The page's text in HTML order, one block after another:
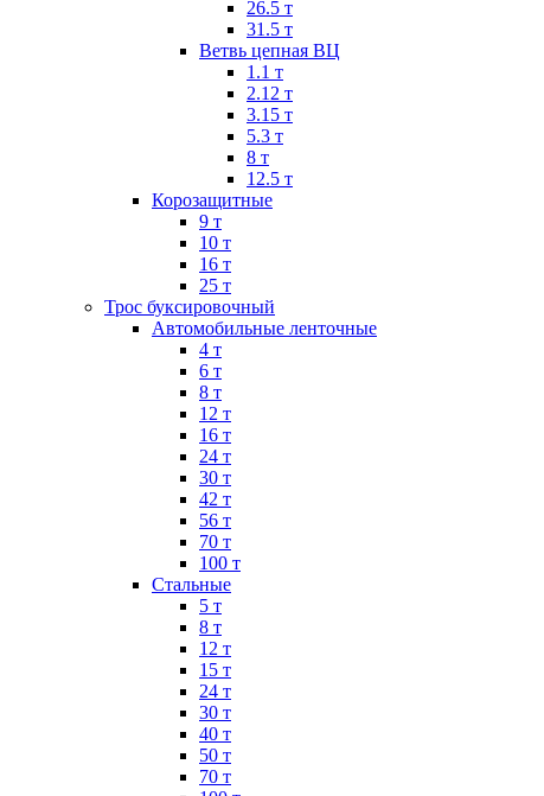
26.5 т
31.5 т
Ветвь цепная ВЦ
1.1 т
2.12 т
3.15 т
5.3 т
8 т
12.5 т
Корозащитные
9 т
10 т
16 т
25 т
Трос буксировочный
Автомобильные ленточные
4 т
6 т
8 т
12 т
16 т
24 т
30 т
42 т
56 т
70 т
100 т
Стальные
5 т
8 т
12 т
15 т
24 т
30 т
40 т
50 т
70 т